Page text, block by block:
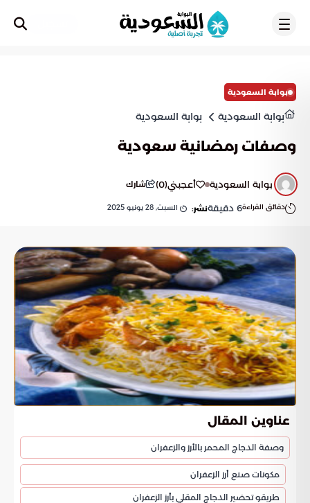
بوابة السعودية
بوابة السعودية بوابة السعودية
وصفات رمضانية سعودية
بوابة السعودية أعجبني(
0
) شارك
دقائق القراءة6 دقيقةنشر: السبت, 28 يونيو 2025
عناوين المقال
وصفة الدجاج المحمر بالأرز والزعفران
مكونات صنع أرز الزعفران
طريقو تحضير الدجاج المقلي بأرز الزعفران